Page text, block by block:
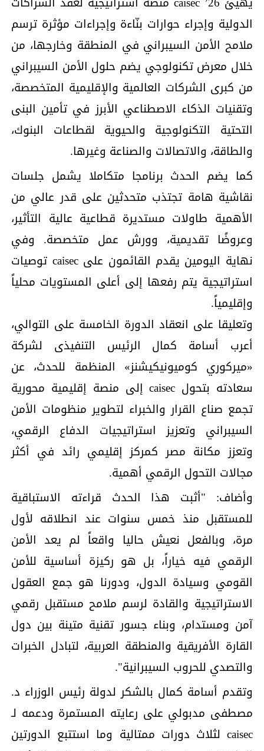
الدولية وإجراء حوارات بنّاءة وإجراءات مؤثرة ترسم
ملامح الأمن السيبراني في المنطقة وخارجها، من
خلال معرض تكنولوجي يضم حلول الأمن السيبراني
من كبرى الشركات العالمية والإقليمية المتخصصة،
وتقنيات الذكاء الاصطناعي الأبرز في تأمين البنى
التحتية التكنولوجية والحيوية لقطاعات البنوك،
والطاقة، والاتصالات والصناعة وغيرها.
كما يضم الحدث برنامجا متكاملا يشمل جلسات
نقاشية هامة تجتذب متحدثين على قدر عالي من
الأهمية طاولات مستديرة قطاعية عالية التأثير،
وعروضًا تقديمية، وورش عمل متخصصة. وفي
نهاية اليومين يقدم القائمون على caisec توصيات
استراتيجية يتم رفعها إلى أعلى المستويات محلياً
وإقليمياً.
وتعليقا على انعقاد الدورة الخامسة على التوالي،
أعرب أسامة كمال الرئيس التنفيذى لشركة
«ميركوري كوميونيكيشنز» المنظمة للحدث، عن
سعادته بتحول caisec إلى منصة إقليمية محورية
تجمع صناع القرار والخبراء لتطوير منظومات الأمن
السيبراني وتعزيز استراتيجيات الدفاع الرقمي،
وتعزز مكانة مصر كمركز إقليمي رائد في أكثر
مجالات التحول الرقمي أهمية.
وأضاف: "أثبت هذا الحدث قراءته الاستباقية
للمستقبل منذ خمس سنوات عند انطلاقه لأول
مرة، وبالفعل نعيش حاليا واقعاً لم يعد الأمن
الرقمي فيه خياراً، بل هو ركيزة أساسية للأمن
القومي وسيادة الدول، ودورنا هو جمع العقول
الاستراتيجية والقادة لرسم ملامح مستقبل رقمي
آمن ومستدام، وبناء جسور تقنية متينة بين دول
القارة الأفريقية والمنطقة العربية، لتبادل الخبرات
والتصدي للحروب السيبرانية".
وتقدم أسامة كمال بالشكر لدولة رئيس الوزراء د.
مصطفى مدبولي على رعايته المستمرة ودعمه لـ
caisec لثلاث دورات ممتالية وما استتبع الدورتين